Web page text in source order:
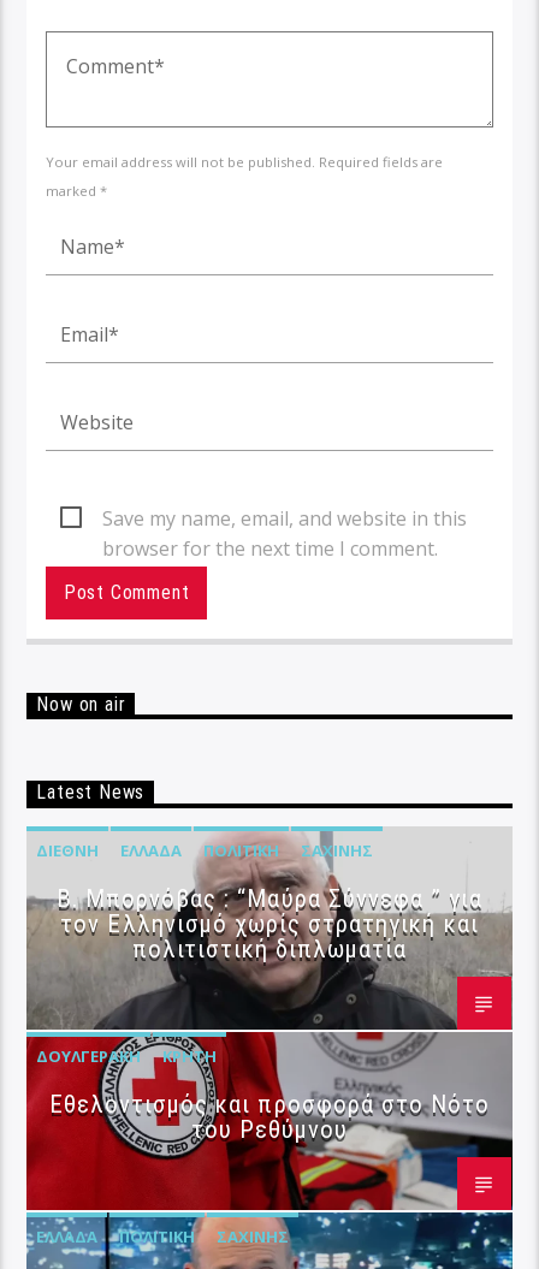
Your email address will not be published. Required fields are
marked *
Save my name, email, and website in this
browser for the next time I comment.
Now on air
Latest News
ΔΙΕΘΝΉ ΕΛΛΆΔΑ ΠΟΛΙΤΙΚΉ ΣΑΧΊΝΗΣ
B. Μπορνόβας : “Μαύρα Σύννεφα ” για
τον Ελληνισμό χωρίς στρατηγική και
πολιτιστική διπλωματία
ΔΟΥΛΓΕΡΆΚΗ ΚΡΉΤΗ
Εθελοντισμός και προσφορά στο Νότο
του Ρεθύμνου
ΕΛΛΆΔΑ ΠΟΛΙΤΙΚΉ ΣΑΧΊΝΗΣ